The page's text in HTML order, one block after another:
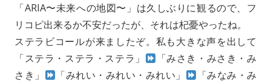
「ARIA〜未来への地図〜」は久しぶりに観るので、フ
リコピ出来るか不安だったが、それは杞憂やったね。
ステラビコールが来ましたぞ。私も大きな声を出して
「ステラ・ステラ・ステラ」
「みさき・みさき・み
さき」
「みれい・みれい・みれい」
「みなみ・み